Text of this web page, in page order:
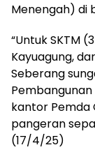
Menengah) di
“Untuk SKTM
Kayuagung,
Seberang
Pembangunan
kantor Pemda
pangeran
(17/4/25)